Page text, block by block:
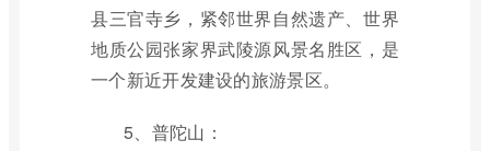
县三官寺乡，紧邻世界自然遗产、世界
地质公园张家界武陵源风景名胜区，是
一个新近开发建设的旅游景区。
5、普陀山：